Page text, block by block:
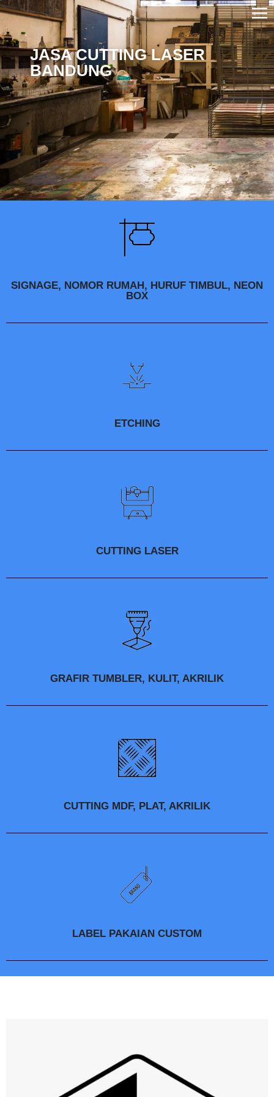
JASA CUTTING LASER
BANDUNG
SIGNAGE, NOMOR RUMAH, HURUF TIMBUL, NEON
BOX
ETCHING
CUTTING LASER
GRAFIR TUMBLER, KULIT, AKRILIK
CUTTING MDF, PLAT, AKRILIK
LABEL PAKAIAN CUSTOM